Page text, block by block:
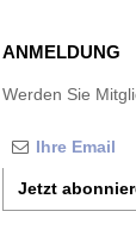
ANMELDUNG
Werden Sie
Jetzt